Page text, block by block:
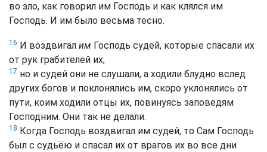
во зло, как говорил им Господь и как клялся им
Господь. И им было весьма тесно.
16 И воздвигал им Господь судей, которые спасали их
от рук грабителей их;
17 но и судей они не слушали, а ходили блудно вслед
других богов и поклонялись им, скоро уклонялись от
пути, коим ходили отцы их, повинуясь заповедям
Господним. Они так не делали.
18 Когда Господь воздвигал им судей, то Сам Господь
был с судьёю и спасал их от врагов их во все дни